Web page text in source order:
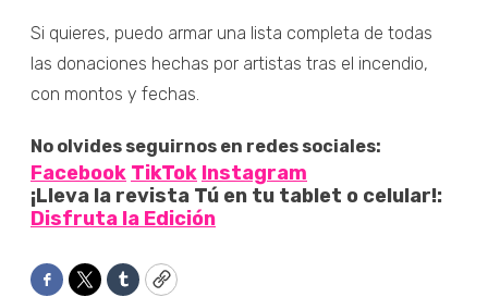
Si quieres, puedo armar una lista completa de todas
las donaciones hechas por artistas tras el incendio,
con montos y fechas.
No olvides seguirnos en redes sociales:
Facebook TikTok Instagram
¡Lleva la revista Tú en tu tablet o celular!:
Disfruta la Edición
Facebook
TwitterTumblrCopy